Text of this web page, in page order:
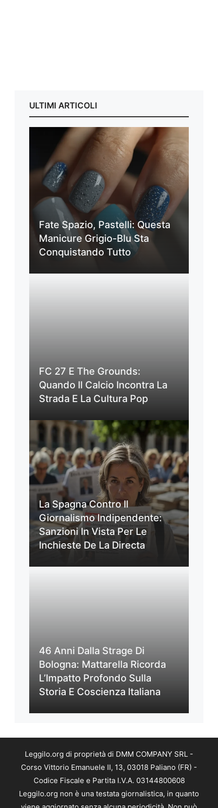
ULTIMI ARTICOLI
Fate Spazio, Pastelli: Questa
Manicure Grigio-Blu Sta
Conquistando Tutto
FC 27 E The Grounds:
Quando Il Calcio Incontra La
Strada E La Cultura Pop
La Spagna Contro Il
Giornalismo Indipendente:
Sanzioni In Vista Per Le
Inchieste De La Directa
46 Anni Dalla Strage Di
Bologna: Mattarella Ricorda
L’Impatto Profondo Sulla
Storia E Coscienza Italiana
Leggilo.org di proprietà di DMM COMPANY SRL -
Corso Vittorio Emanuele II, 13, 03018 Paliano (FR) -
Codice Fiscale e Partita I.V.A. 03144800608
Leggilo.org non è una testata giornalistica, in quanto